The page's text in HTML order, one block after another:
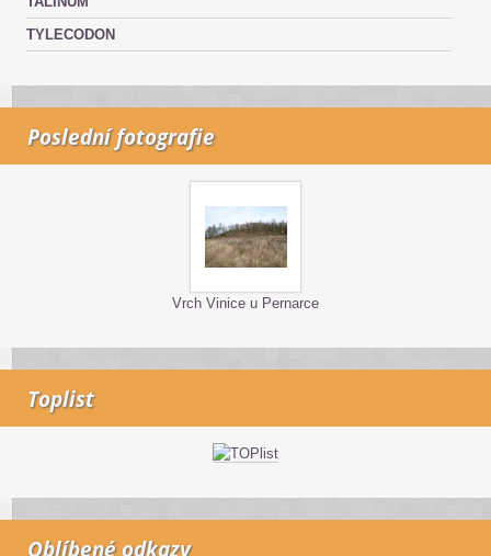
TYLECODON
Poslední fotografie
Vrch Vinice u Pernarce
Toplist
Oblíbené odkazy